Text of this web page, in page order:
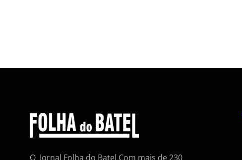
O Jornal Folha do Batel Com mais de 230